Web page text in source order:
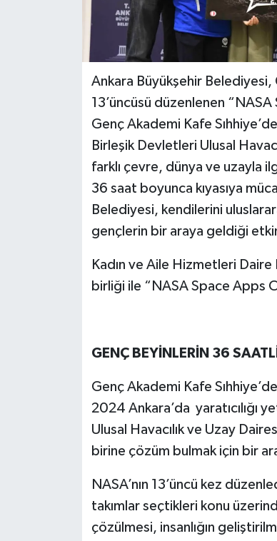
Ankara Büyükşehir Belediyesi,
13’üncüsü düzenlenen
Genç Akademi Kafe
Birleşik Devletleri Ulusal
farklı çevre, dünya ve uzayla
36 saat boyunca kıyasıya
Belediyesi, kendilerini
gençlerin bir araya geldiği
Kadın ve Aile Hizmetleri
birliği ile “NASA Space Apps
GENÇ BEYİNLERİN 36
Genç Akademi Kafe
2024 Ankara’da yaratıcılığı
Ulusal Havacılık ve Uzay
birine çözüm bulmak için bir
NASA’nın 13’üncü kez
takımlar seçtikleri konu
çözülmesi, insanlığın